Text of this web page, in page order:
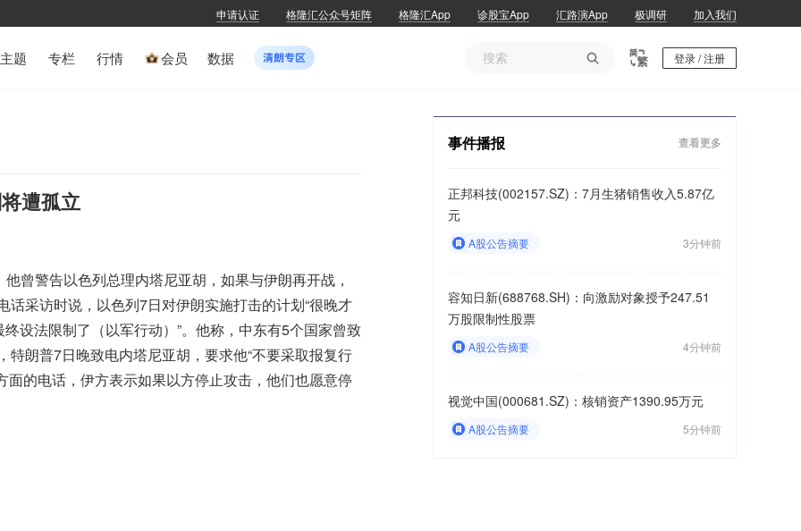
申请认证 格隆汇公众号矩阵 格隆汇App 诊股宝App 汇路演App 极调研 加入我们
主题 专栏 行情 会员 数据  登录 / 注册
遭孤立
曾警告以色列总理内塔尼亚胡，如果与伊朗再开战，
采访时说，以色列7日对伊朗实施打击的计划“很晚才
设法限制了（以军行动）”。他称，中东有5个国家曾致
朗普7日晚致电内塔尼亚胡，要求他“不要采取报复行
的电话，伊方表示如果以方停止攻击，他们也愿意停
事件播报 查看更多
正邦科技(002157.SZ)：7月生猪销售收入5.87亿
元
A股公告摘要 3分钟前
容知日新(688768.SH)：向激励对象授予247.51
万股限制性股票
A股公告摘要 4分钟前
视觉中国(000681.SZ)：核销资产1390.95万元
A股公告摘要 5分钟前